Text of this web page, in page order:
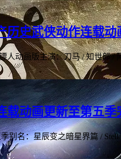
历史武侠动作连载
人动画版主演：刀马 / 知世郎 /
载动画更新至第五
别名：星辰变之暗星界篇 /